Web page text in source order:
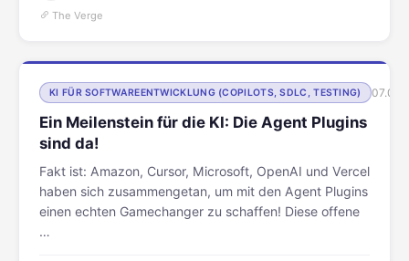
The Verge
KI FÜR SOFTWAREENTWICKLUNG (COPILOTS, SDLC, TESTING)
Ein Meilenstein für die KI: Die Agent Plugins
sind da!
Fakt ist: Amazon, Cursor, Microsoft, OpenAI und Vercel
haben sich zusammengetan, um mit den Agent Plugins
einen echten Gamechanger zu schaffen! Diese offene
…